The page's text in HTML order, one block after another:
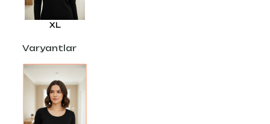
XL
Varyantlar